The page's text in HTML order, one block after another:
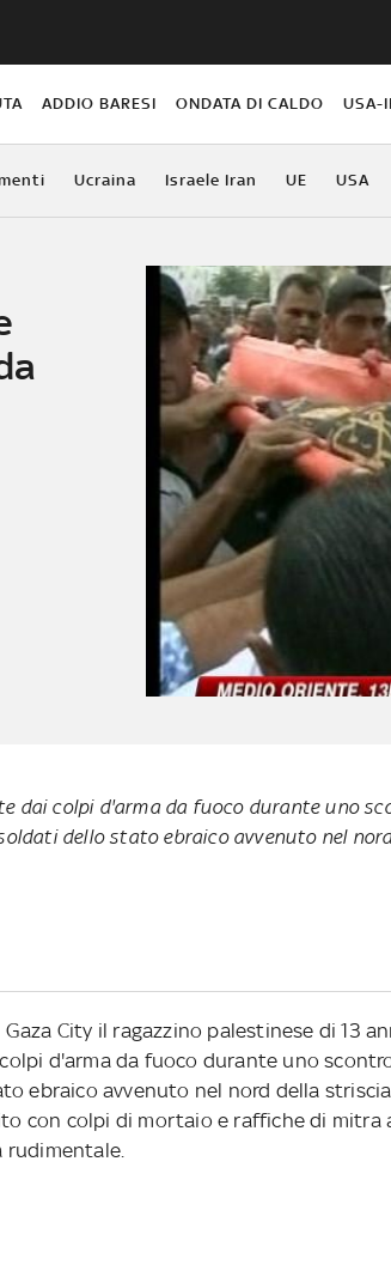
ADDIO BARESI ONDATA DI CALDO USA-
Ucraina Israele Iran UE USA
dai colpi d'arma da fuoco durante uno
dello stato ebraico avvenuto nel
City il ragazzino palestinese di 13
d'arma da fuoco durante uno
ebraico avvenuto nel nord della
con colpi di mortaio e raffiche di mitra